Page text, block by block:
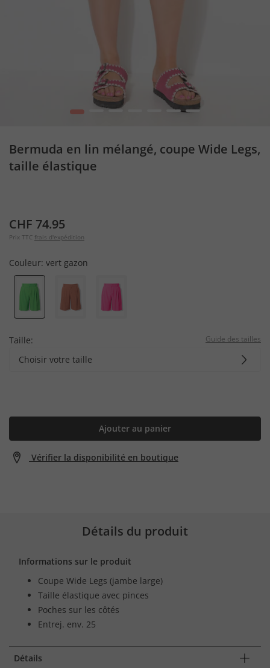
1 7
Bermuda en lin mélangé, coupe Wide Legs,
taille élastique
CHF 74.95
Prix TTC frais d'expédition
Couleur: vert gazon
Taille: Guide des tailles
Choisir votre taille
Ajouter au panier
Vérifier la disponibilité en boutique
Détails du produit
Informations sur le produit
Coupe Wide Legs (jambe large)
Taille élastique avec pinces
Poches sur les côtés
Entrej. env. 25
Détails